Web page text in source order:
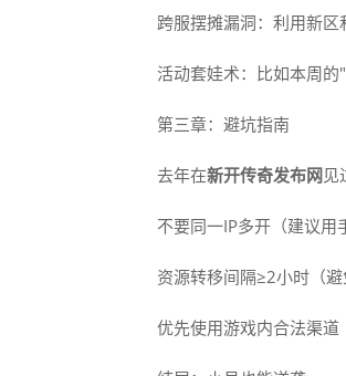
跨服摆摊漏洞：利用新区
活动套娃术：比如本周的
第三章：避坑指南
去年在新开传奇发布网见
不要同一IP多开（建议用
资源转移间隔≥2小时（避
优先使用游戏内合法渠道